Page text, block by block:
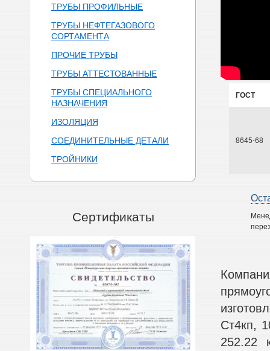
ТРУБЫ ПРОФИЛЬНЫЕ
ТРУБЫ НЕФТЕГАЗОВОГО
СОРТАМЕНТА
ПРОЧИЕ ТРУБЫ
ТРУБЫ АТТЕСТОВАННЫЕ
ТРУБЫ СПЕЦИАЛЬНОГО
НАЗНАЧЕНИЯ
ИЗОЛЯЦИЯ
СОЕДИНИТЕЛЬНЫЕ ДЕТАЛИ
ТРОЙНИКИ
Сертификаты
ГОСТ
8645-68
Ст4кп,
252.22